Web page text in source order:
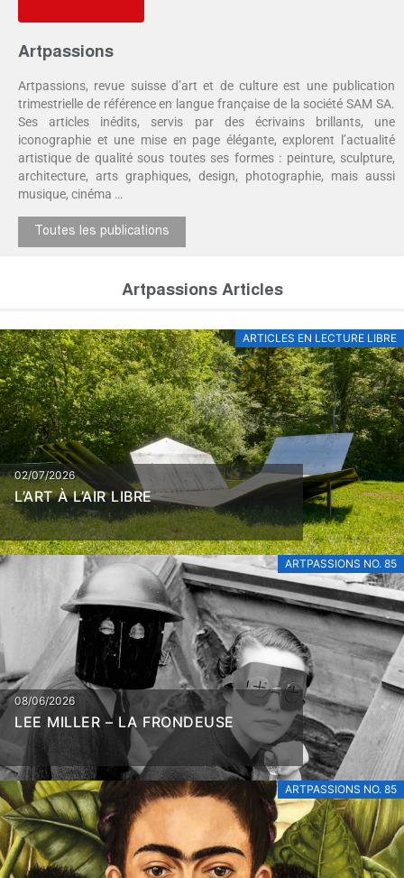
Artpassions
Artpassions, revue suisse d’art et de culture est une publication
trimestrielle de référence en langue française de la société SAM SA.
Ses articles inédits, servis par des écrivains brillants, une
iconographie et une mise en page élégante, explorent l’actualité
artistique de qualité sous toutes ses formes : peinture, sculpture,
architecture, arts graphiques, design, photographie, mais aussi
musique, cinéma …
Toutes les publications
Artpassions Articles
ARTICLES EN LECTURE LIBRE
02/07/2026
L’ART À L’AIR LIBRE
ARTPASSIONS NO. 85
08/06/2026
LEE MILLER – LA FRONDEUSE
ARTPASSIONS NO. 85